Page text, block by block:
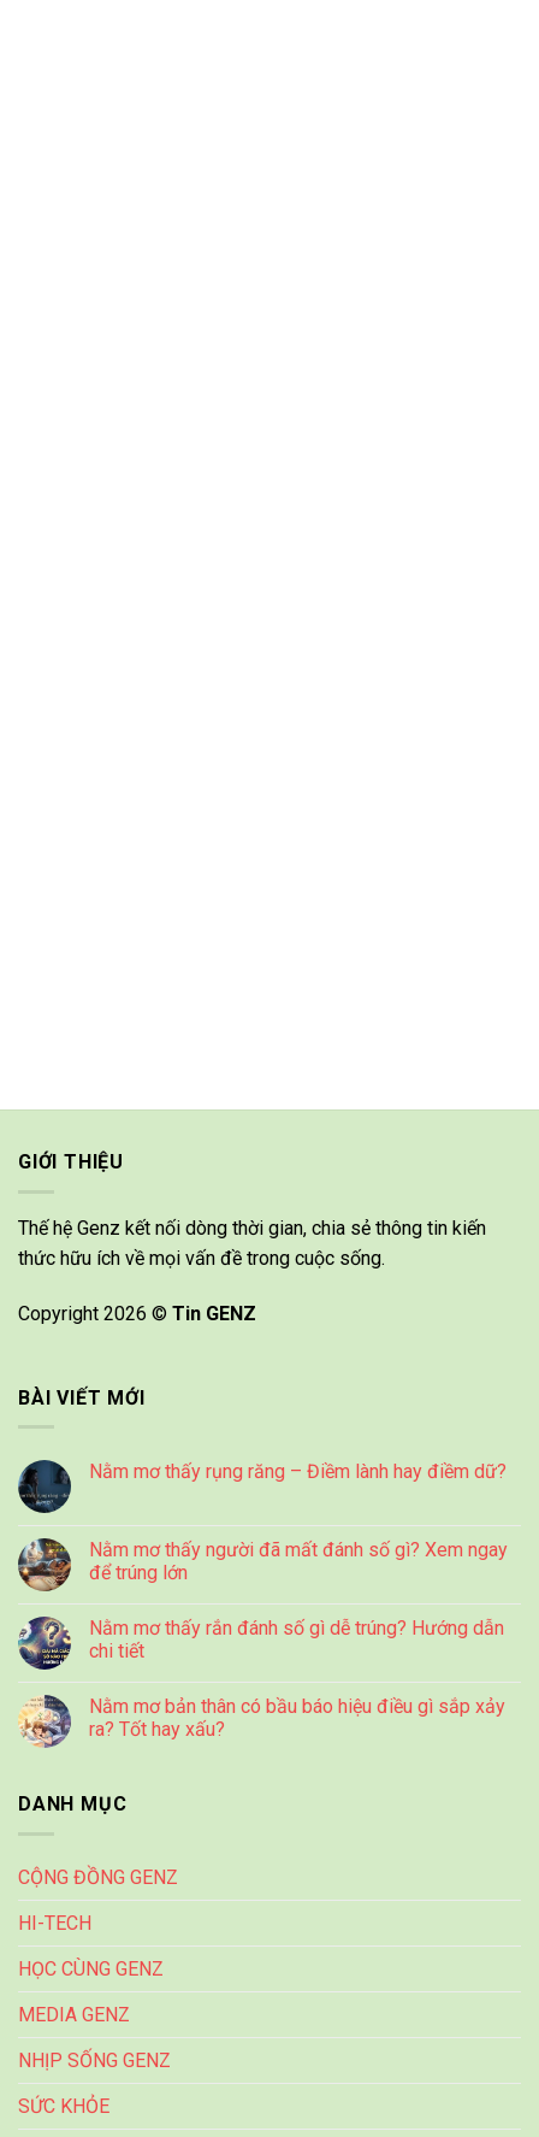
GIỚI THIỆU
Thế hệ Genz kết nối dòng thời gian, chia sẻ thông tin kiến
thức hữu ích về mọi vấn đề trong cuộc sống.
Copyright 2026 © Tin GENZ
BÀI VIẾT MỚI
Nằm mơ thấy rụng răng – Điềm lành hay điềm dữ?
Nằm mơ thấy người đã mất đánh số gì? Xem ngay
để trúng lớn
Nằm mơ thấy rắn đánh số gì dễ trúng? Hướng dẫn
chi tiết
Nằm mơ bản thân có bầu báo hiệu điều gì sắp xảy
ra? Tốt hay xấu?
DANH MỤC
CỘNG ĐỒNG GENZ
HI-TECH
HỌC CÙNG GENZ
MEDIA GENZ
NHỊP SỐNG GENZ
SỨC KHỎE